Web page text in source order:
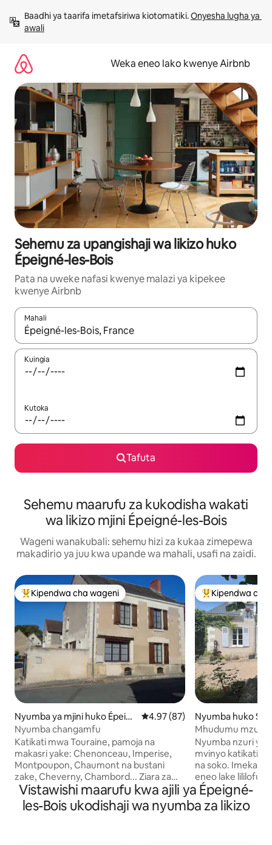
kwenda
kwenye
Baadhi ya taarifa imetafsiriwa kiotomatiki. Onyesha lugha ya
awali
Weka eneo lako kwenye Airbnb
Sehemu za upangishaji wa likizo huko
Épeigné-les-Bois
Pata na uweke nafasi kwenye malazi ya kipekee
kwenye Airbnb
Mahali
Wakati matokeo yanapatikana, vinjari kwa kutumia vitufe vya
Kuingia
Kutoka
Tafuta
Sehemu maarufu za kukodisha wakati
wa likizo mjini Épeigné-les-Bois
Wageni wanakubali: sehemu hizi za kukaa zimepewa
makadirio ya juu kwa upande wa mahali, usafi na zaidi.
Kipendwa maarufu cha wageni
Kipendwa cha wageni
Nyumba ya mjini huko Épeign
é-les-Bois
Ukadiriaji wa wastani wa 4.97
4.97 (87)
Nyumba changamfu
Katikati mwa Touraine, pamoja na
makasri yake: Chenonceau, Imperise,
Montpoupon, Chaumont na bustani
zake, Cheverny, Chambord... Ziara za
kutembea, kuendesha baiskeli na kuruka
juu ya eneo hilo kwa maputo ya hewa ya
moto. Dakika 20 kutoka Zoo de Beauval.
Kipendwa
Kipendwa cha
Nyumba huko
es-sur-Cher
Mhudumu mzuri
Nyumba nzuri ya
mvinyo katikati ya
na soko.
eneo lake
ya kupumzika.
kubwa jipya lenye
chumba kizuri.
Vistawishi maarufu kwa ajili ya Épeigné-
les-Bois ukodishaji wa nyumba za likizo